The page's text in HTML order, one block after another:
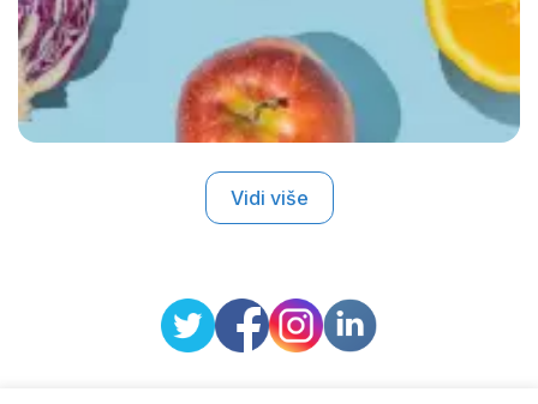
Vidi više